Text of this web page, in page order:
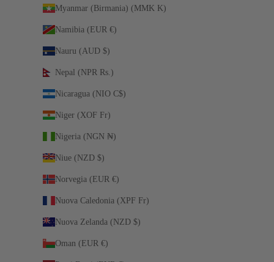
Myanmar (Birmania) (MMK K)
Namibia (EUR €)
Nauru (AUD $)
Nepal (NPR Rs.)
Nicaragua (NIO C$)
Niger (XOF Fr)
Nigeria (NGN ₦)
Niue (NZD $)
Norvegia (EUR €)
Nuova Caledonia (XPF Fr)
Nuova Zelanda (NZD $)
Oman (EUR €)